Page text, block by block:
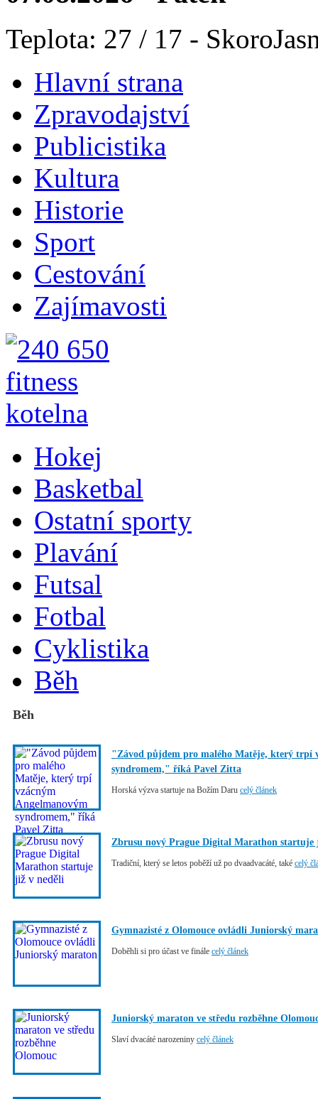
Teplota: 27 / 17 -
Hlavní strana
Zpravodajství
Publicistika
Kultura
Historie
Sport
Cestování
Zajímavosti
Hokej
Basketbal
Ostatní sporty
Plavání
Futsal
Fotbal
Cyklistika
Běh
Běh
"Závod půjdem pro malého Matěje, který trpí
syndromem," říká Pavel Zitta
Horská výzva startuje na Božím Daru celý článek
Zbrusu nový Prague Digital Marathon startuje
Tradiční, který se letos poběží už po dvaadvacáté, také celý
Gymnazisté z Olomouce ovládli Juniorský
Doběhli si pro účast ve finále celý článek
Juniorský maraton ve středu rozběhne
Slaví dvacáté narozeniny celý článek